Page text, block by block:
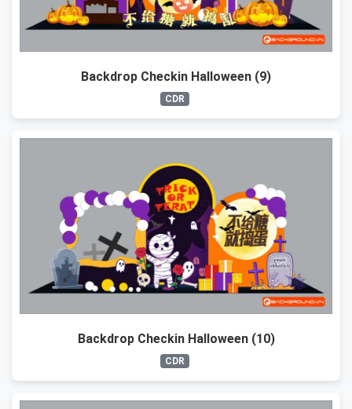
Backdrop Checkin Halloween (9)
CDR
Backdrop Checkin Halloween (10)
CDR